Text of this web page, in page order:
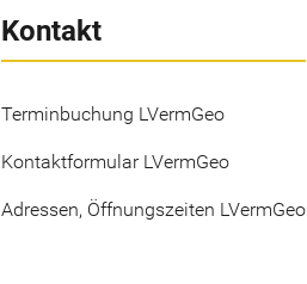
Kontakt
Terminbuchung LVermGeo
Kontaktformular LVermGeo
Adressen, Öffnungszeiten LVermGeo